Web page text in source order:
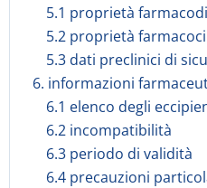
5.1 proprietà
5.2 proprietà
5.3 dati preclinici di
6. informazioni
6.1 elenco degli
6.2 incompatibilità
6.3 periodo di validità
6.4 precauzioni